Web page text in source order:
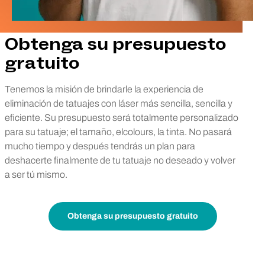
Obtenga su presupuesto
gratuito
Tenemos la misión de brindarle la experiencia de
eliminación de tatuajes con láser más sencilla, sencilla y
eficiente. Su presupuesto será totalmente personalizado
para su tatuaje; el tamaño, elcolours, la tinta. No pasará
mucho tiempo y después tendrás un plan para
deshacerte finalmente de tu tatuaje no deseado y volver
a ser tú mismo.
Obtenga su presupuesto gratuito